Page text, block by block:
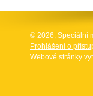
© 2026, Speciální
Prohlášení o
Webové stránky